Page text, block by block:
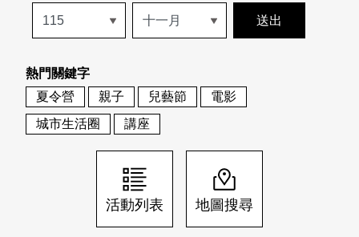
歷史專題
活動列表
地圖搜尋
關於我們
關於我們
刊物索取地點
會員基本資料
刊登活動
網站導覽 English
日本語 登入/註冊
熱門關鍵字
夏令營
親子 兒藝節
電影
城市生活圈
講座
活動列表 地圖搜尋